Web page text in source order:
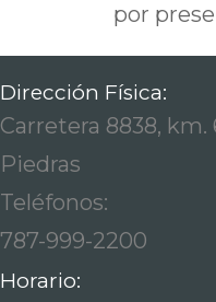
por
Dirección Física:
Carretera 8838, km.
Piedras
Teléfonos:
787-999-2200
Horario: